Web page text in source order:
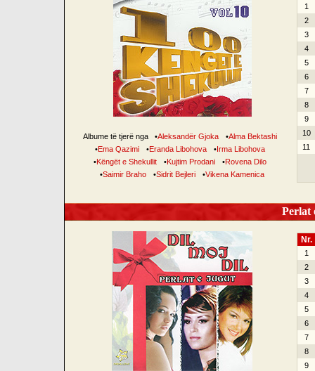
Albume të tjerë nga •Aleksandër Gjoka •Alma Bektashi
•Ema Qazimi •Eranda Libohova •Irma Libohova
•Këngët e Shekullit •Kujtim Prodani •Rovena Dilo
•Saimir Braho •Sidrit Bejleri •Vikena Kamenica
1
2
3
4
5
6
7
8
9
10
11
Perlat
Nr.
1
2
3
4
5
6
7
8
9